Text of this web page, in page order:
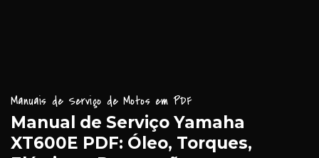
Manuais de Serviço de Motos em PDF
Manual de Serviço Yamaha
XT600E PDF: Óleo, Torques,